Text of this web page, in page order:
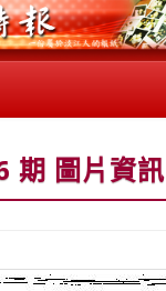
期 圖片資訊